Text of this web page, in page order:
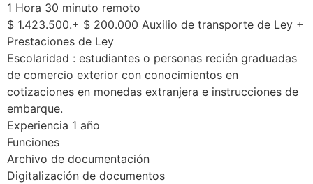
1 Hora 30 minuto remoto
$ 1.423.500.+ $ 200.000 Auxilio de transporte de Ley +
Prestaciones de Ley
Escolaridad : estudiantes o personas recién graduadas
de comercio exterior con conocimientos en
cotizaciones en monedas extranjera e instrucciones de
embarque.
Experiencia 1 año
Funciones
Archivo de documentación
Digitalización de documentos